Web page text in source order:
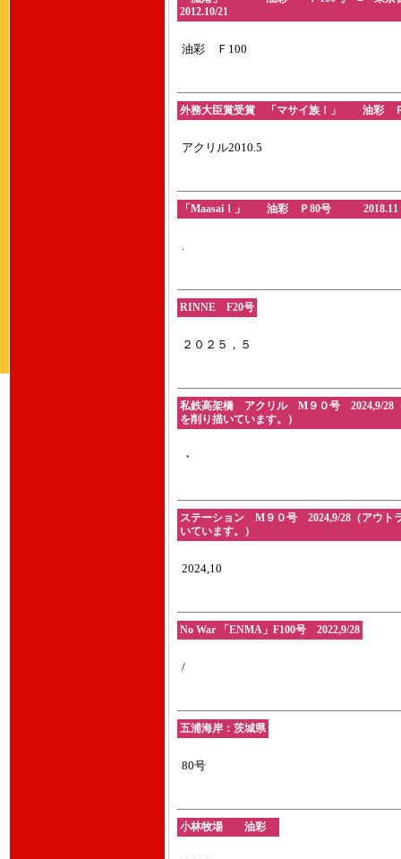
2012.10/21
油彩 Ｆ100
外務大臣賞受賞 「マサイ族Ⅰ」 油彩
アクリル2010.5
「MaasaiⅠ」 油彩 Ｐ80号 2018.11
.
RINNE F20号
２０２５，５
私鉄高架橋 アクリル M９０号 2024,9/28（
を削り描いています。）
・
ステーション M９０号 2024,9/28（アウト
いています。）
2024,10
No War 「ENMA」F100号 2022,9/28
/
五浦海岸：茨城県
80号
小林牧場 油彩